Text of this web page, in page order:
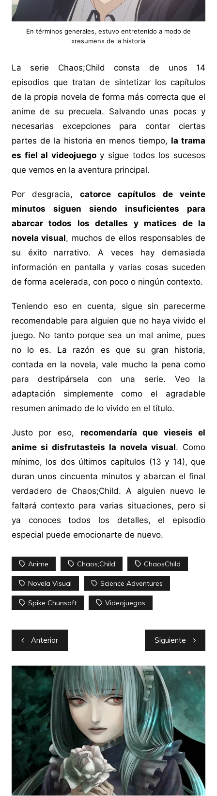
En términos generales, estuvo entretenido a modo de
«resumen» de la historia
La serie Chaos;Child consta de unos 14
episodios que tratan de sintetizar los capítulos
de la propia novela de forma más correcta que el
anime de su precuela. Salvando unas pocas y
necesarias excepciones para contar ciertas
partes de la historia en menos tiempo, la trama
es fiel al videojuegoy sigue todos los sucesos
que vemos en la aventura principal.
Por desgracia, catorce capítulos de veinte
minutos siguen siendo insuficientes para
abarcar todos los detalles y matices de la
novela visual, muchos de ellos responsables de
su éxito narrativo. A veces hay demasiada
información en pantalla y varias cosas suceden
de forma acelerada, con poco o ningún contexto.
Teniendo eso en cuenta, sigue sin parecerme
recomendable para alguien que no haya vivido el
juego. No tanto porque sea un mal anime, pues
no lo es. La razón es que su gran historia,
contada en la novela, vale mucho la pena como
para destripársela con una serie. Veo la
adaptación simplemente como el agradable
resumen animado de lo vivido en el título.
Justo por eso, recomendaría que vieseis el
anime si disfrutasteis la novela visual. Como
mínimo, los dos últimos capítulos (13 y 14), que
duran unos cincuenta minutos y abarcan el final
verdadero de Chaos;Child. A alguien nuevo le
faltará contexto para varias situaciones, pero si
ya conoces todos los detalles, el episodio
especial puede emocionarte de nuevo.
Anime Chaos;Child ChaosChild
Novela Visual Science Adventures
Spike Chunsoft Videojuegos
Navegación
de
entradas
Anterior Siguiente